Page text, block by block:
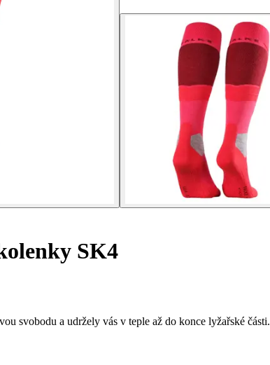
SK4
svobodu a udržely vás v teple až do konce lyžařské části.